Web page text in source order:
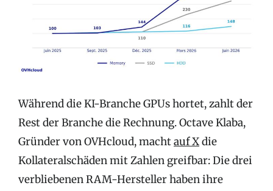
Während die KI-Branche GPUs hortet, zahlt der
Rest der Branche die Rechnung. Octave Klaba,
Gründer von OVHcloud, machtauf Xdie
Kollateralschäden mit Zahlen greifbar: Die drei
verbliebenen RAM-Hersteller haben ihre